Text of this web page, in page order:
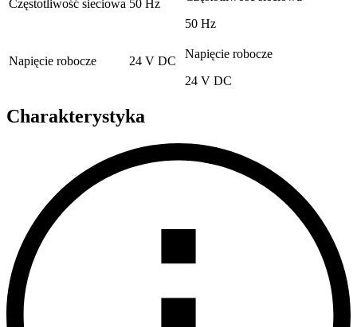
Częstotliwość sieciowa 50 Hz
50 Hz
Napięcie robocze 24 V DC
Napięcie robocze
24 V DC
Charakterystyka